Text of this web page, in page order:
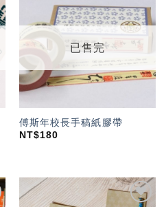
加入
「願
望輕
已售完
傅斯年校長手稿紙膠帶
NT$180